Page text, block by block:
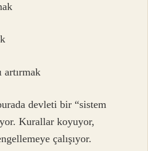
artırmak
devleti bir “sistem
Kurallar koyuyor,
çalışıyor.